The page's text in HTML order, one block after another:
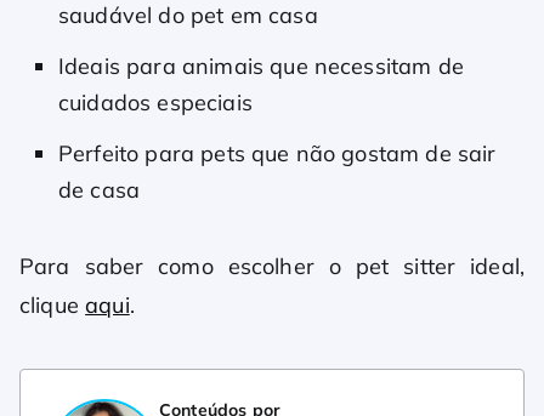
saudável do pet em casa
Ideais para animais que necessitam de
cuidados especiais
Perfeito para pets que não gostam de sair
de casa
Para saber como escolher o pet sitter ideal,
cliqueaqui.
Conteúdos por